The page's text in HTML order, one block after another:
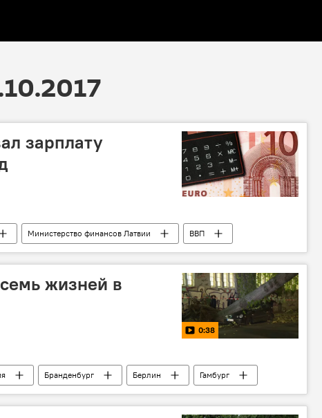
зарплату
Министерство финансов Латвии
ВВП
жизней в
0:38
Бранденбург Берлин
Гамбург